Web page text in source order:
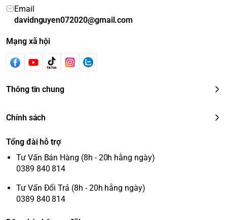
Email
davidnguyen072020@gmail.com
Mạng xã hội
Thông tin chung
Chính sách
Tổng đài hỗ trợ
Tư Vấn Bán Hàng (8h - 20h hằng ngày)
0389 840 814
Tư Vấn Đổi Trả (8h - 20h hằng ngày)
0389 840 814